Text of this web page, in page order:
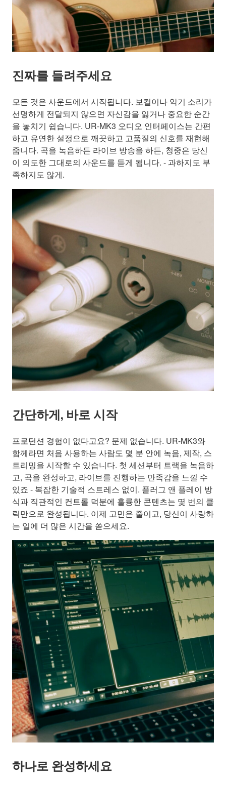
진짜를 들려주세요
모든 것은 사운드에서 시작됩니다. 보컬이나 악기 소리가
선명하게 전달되지 않으면 자신감을 잃거나 중요한 순간
을 놓치기 쉽습니다. UR-MK3 오디오 인터페이스는 간편
하고 유연한 설정으로 깨끗하고 고품질의 신호를 재현해
줍니다. 곡을 녹음하든 라이브 방송을 하든, 청중은 당신
이 의도한 그대로의 사운드를 듣게 됩니다. - 과하지도 부
족하지도 않게.
간단하게, 바로 시작
프로던션 경험이 없다고요? 문제 없습니다. UR-MK3와
함께라면 처음 사용하는 사람도 몇 분 안에 녹음, 제작, 스
트리밍을 시작할 수 있습니다. 첫 세션부터 트랙을 녹음하
고, 곡을 완성하고, 라이브를 진행하는 만족감을 느낄 수
있죠 - 복잡한 기술적 스트레스 없이. 플러그 앤 플레이 방
식과 직관적인 컨트롤 덕분에 훌륭한 콘텐츠는 몇 번의 클
릭만으로 완성됩니다. 이제 고민은 줄이고, 당신이 사랑하
는 일에 더 많은 시간을 쏟으세요.
하나로 완성하세요